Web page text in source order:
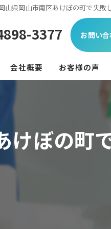
山県岡山市南区あけぼの町で失敗
3377 お問い
会社概要 お客様の声
けぼの町